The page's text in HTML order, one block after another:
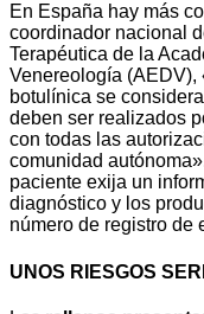
En España hay más
coordinador nacional
Terapéutica de la
Venereología (AEDV),
botulínica se
deben ser realizados
con todas las
comunidad
paciente exija un
diagnóstico y los
número de registro de
UNOS RIESGOS